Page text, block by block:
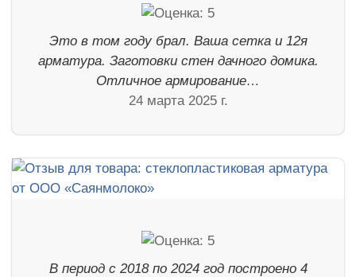
Это в том году брал. Ваша сетка и 12я
арматура. Заготовки стен дачного домика.
Отличное армирование…
24 марта 2025 г.
В период с 2018 по 2024 год построено 4